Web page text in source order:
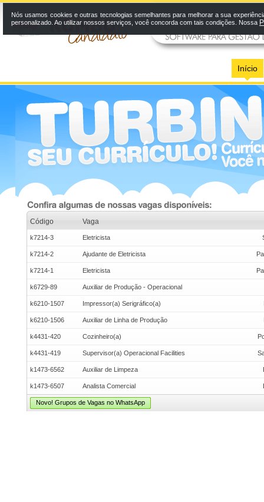
Início
Código Vaga
k7214-3 Eletricista
k7214-2 Ajudante de Eletricista
k7214-1 Eletricista
k6729-89 Auxiliar de Produção - Operacional
k6210-1507 Impressor(a) Serigráfico(a)
k6210-1506 Auxiliar de Linha de Produção
k4431-420 Cozinheiro(a)
k4431-419 Supervisor(a) Operacional Facilities
k1473-6562 Auxiliar de Limpeza
k1473-6507 Analista Comercial
Novo! Grupos de Vagas no WhatsApp
Nós usamos cookies e outras tecnologias semelhantes para melhorar a sua
personalizado. Ao utilizar nossos serviços, você concorda com tais condições. Nossa